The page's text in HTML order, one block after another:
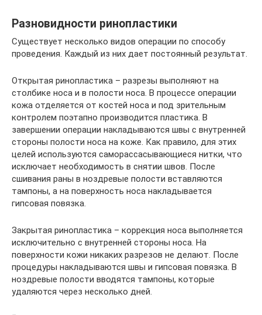
Разновидности ринопластики
Существует несколько видов операции по способу
проведения. Каждый из них дает постоянный результат.
Открытая ринопластика – разрезы выполняют на
столбике носа и в полости носа. В процессе операции
кожа отделяется от костей носа и под зрительным
контролем поэтапно производится пластика. В
завершении операции накладываются швы с внутренней
стороны полости носа на коже. Как правило, для этих
целей используются саморассасывающиеся нитки, что
исключает необходимость в снятии швов. После
сшивания раны в ноздревые полости вставляются
тампоны, а на поверхность носа накладывается
гипсовая повязка.
Закрытая ринопластика – коррекция носа выполняется
исключительно с внутренней стороны носа. На
поверхности кожи никаких разрезов не делают. После
процедуры накладываются швы и гипсовая повязка. В
ноздревые полости вводятся тампоны, которые
удаляются через несколько дней.